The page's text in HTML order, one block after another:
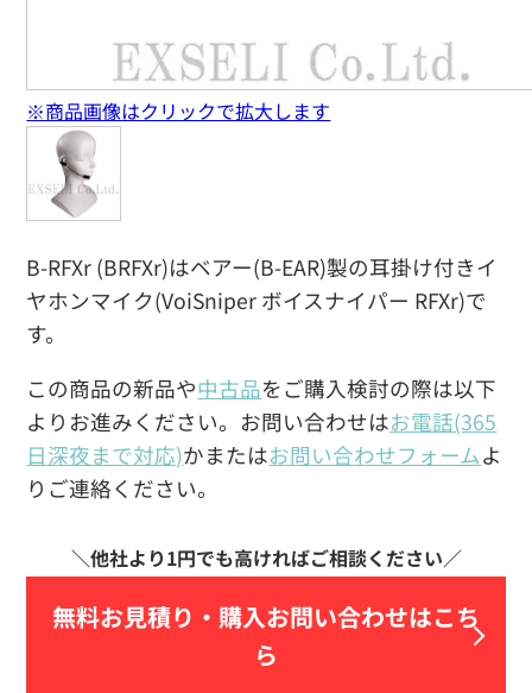
B-RFXr (BRFXr)はベアー(B-EAR)製の耳掛け付きイ
ヤホンマイク(VoiSniper ボイスナイパー RFXr)で
す。
この商品の新品や中古品をご購入検討の際は以下
よりお進みください。お問い合わせはお電話(365
日深夜まで対応)かまたはお問い合わせフォームよ
りご連絡ください。
無料お見積り・ 購入お問い合わせはこち
ら
※商品画像はクリックで拡大します